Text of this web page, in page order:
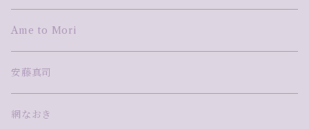
湯浅明子
河野太郎
蓮本南欧
Ame to Mori
安藤真司
網なおき